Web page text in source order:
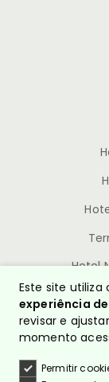
Hotel
Este site utiliza
experiência
revisar e
momento
Permitir